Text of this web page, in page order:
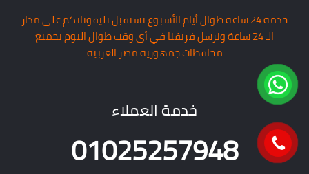
خدمة 24 ساعة طوال أيام الأسبوع نستقبل تليفوناتكم على مدار
الـ 24 ساعة ونرسل فريقنا في أى وقت طوال اليوم بجميع
محافظات جمهورية مصر العربية
خدمة العملاء
01025257948